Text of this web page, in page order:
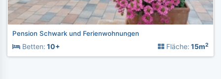
Pension Schwark und Ferienwohnungen
Betten: 10+ Fläche: 15m2